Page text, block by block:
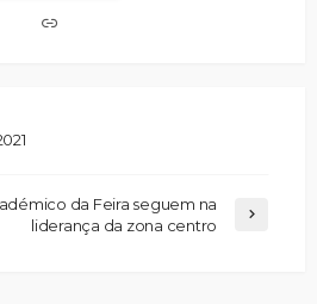
da Feira seguem na
liderança da zona centro